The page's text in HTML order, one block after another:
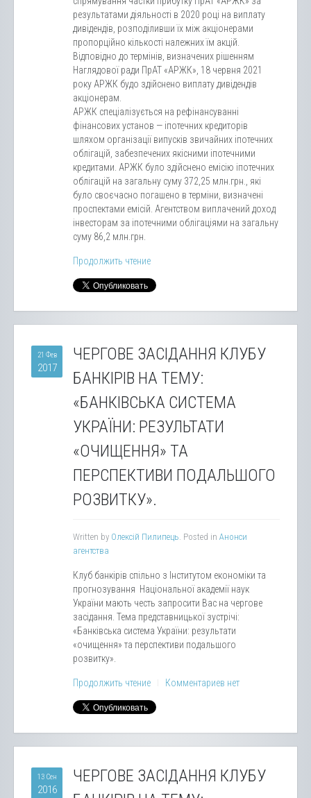
результатами діяльності в 2020 році на виплату
дивідендів, розподіливши їх між акціонерами
пропорційно кількості належних їм акцій.
Відповідно до термінів, визначених рішенням
Наглядової ради ПрАТ «АРЖК», 18 червня 2021
року АРЖК будо здійснено виплату дивідендів
акціонерам.
АРЖК спеціалізується на рефінансуванні
фінансових установ — іпотечних кредиторів
шляхом організації випусків звичайних іпотечних
облігацій, забезпечених якісними іпотечними
кредитами. АРЖК було здійснено емісію іпотечних
облігацій на загальну суму 372,25 млн.грн., які
було своєчасно погашено в терміни, визначені
проспектами емісій. Агентством виплачений доход
інвесторам за іпотечними облігаціями на загальну
суму 86,2 млн.грн.
Продолжить чтение
21 Фев
2017
ЧЕРГОВЕ ЗАСІДАННЯ КЛУБУ
БАНКІРІВ НА ТЕМУ:
«БАНКІВСЬКА СИСТЕМА
УКРАЇНИ: РЕЗУЛЬТАТИ
«ОЧИЩЕННЯ» ТА
ПЕРСПЕКТИВИ ПОДАЛЬШОГО
РОЗВИТКУ».
Written by Олексій Пилипець . Posted in Анонси
агентства
Клуб банкірів спільно з Інститутом економіки та
прогнозування Національної академії наук
України мають честь запросити Вас на чергове
засідання. Тема представницької зустрічі:
«Банківська система України: результати
«очищення» та перспективи подальшого
розвитку».
Продолжить чтение Комментариев нет
13 Сен
2016
ЧЕРГОВЕ ЗАСІДАННЯ КЛУБУ